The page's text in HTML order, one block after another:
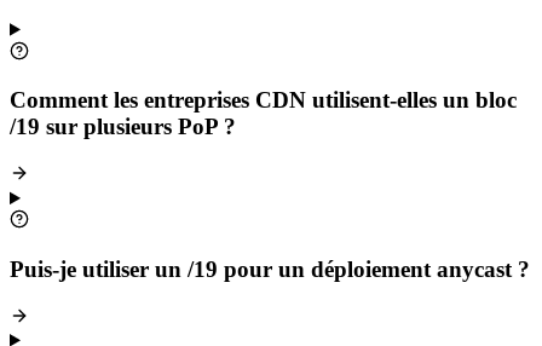
Comment les entreprises CDN utilisent-elles un bloc
/19 sur plusieurs PoP ?
Puis-je utiliser un /19 pour un déploiement anycast ?